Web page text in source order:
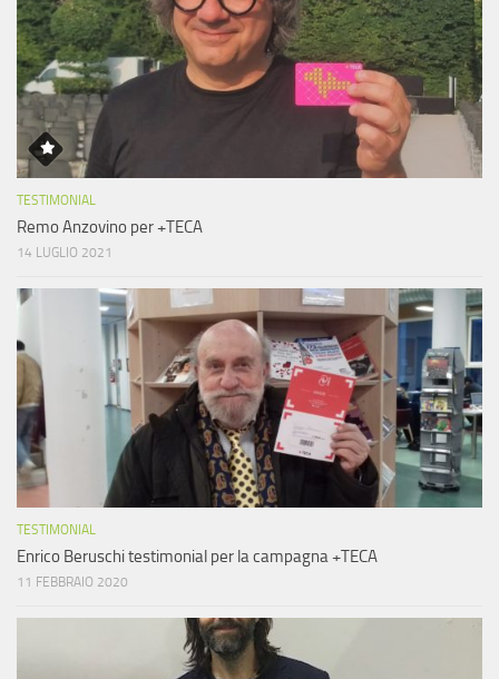
TESTIMONIAL
Remo Anzovino per +TECA
14 LUGLIO 2021
TESTIMONIAL
Enrico Beruschi testimonial per la campagna +TECA
11 FEBBRAIO 2020